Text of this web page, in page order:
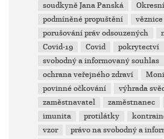
soudkyně Jana Panská
podmíněné propuštění
porušování práv odsouzených
Covid-19
Covid pokrytectví
svobodný a informovaný souhlas
ochrana veřejného zdraví
povinné očkování
výhrada
zaměstnavatel
zaměstnanec
imunita
protilátky
vzor
právo na svobodný a